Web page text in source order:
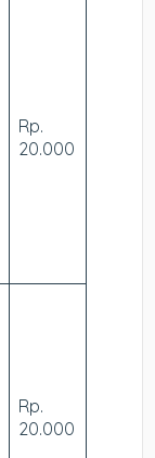
Rp.
20.000
Rp.
20.000